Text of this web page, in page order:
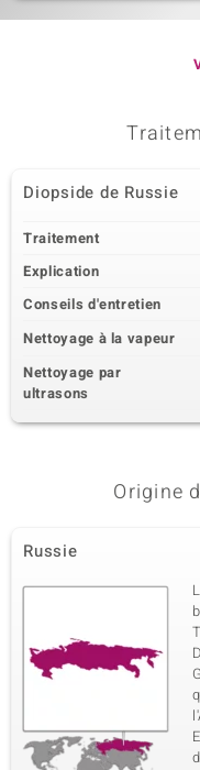
Diopside de Russie
Traitement
Explication
Conseils d'entretien
Nettoyage à la vapeur
Nettoyage par
ultrasons
Origine
Russie